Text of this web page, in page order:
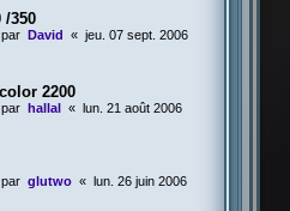
/350
David « jeu. 07 sept. 2006
2200
hallal «
lun. 21 août 2006
glutwo «
lun. 26 juin 2006